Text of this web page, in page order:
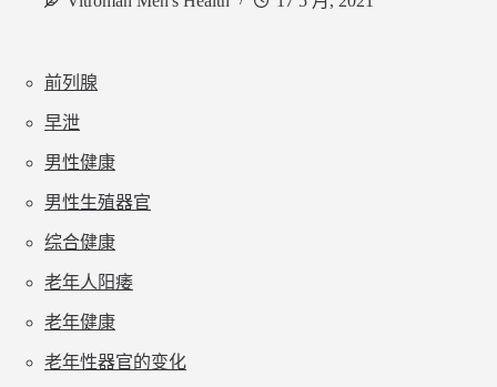
前列腺
早泄
男性健康
男性生殖器官
综合健康
老年人阳痿
老年健康
老年性器官的变化